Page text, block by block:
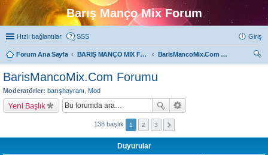
Barış Manço Mix Forum
Hızlı bağlantılar SSS Giriş
Forum Ana Sayfa BARIŞ MANÇO MIX FORUMLARI
BarisMancoMix.Com Forumu
BarisMancoMix.Com Forumu
Moderatörler: barışhayranı Mod
Yeni Başlık
138 başlık 1 2 3
Duyurular